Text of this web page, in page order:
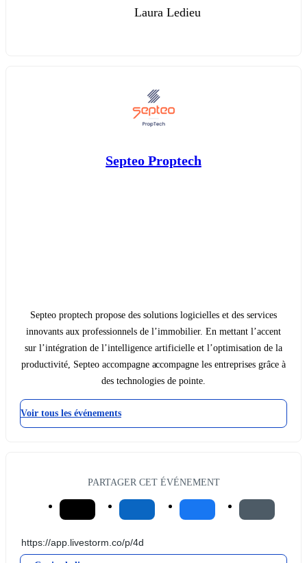
Laura Ledieu
Septeo Proptech
Septeo proptech propose des solutions logicielles et des services
innovants aux professionnels de l’immobilier. En mettant l’accent
sur l’intégration de l’intelligence artificielle et l’optimisation de la
productivité, Septeo accompagne accompagne les entreprises grâce à
des technologies de pointe.
Voir tous les événements
PARTAGER CET ÉVÉNEMENT